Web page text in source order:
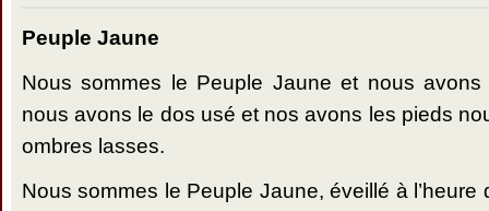
Peuple Jaune
Nous sommes le Peuple Jaune et nous
nous avons le dos usé et nos avons les pieds
ombres lasses.
Nous sommes le Peuple Jaune, éveillé à